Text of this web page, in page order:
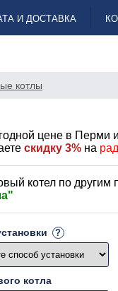
И ДОСТАВКА
котлы
цене в Перми
скидку 3% на
котел по другим
котла